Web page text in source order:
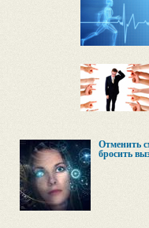
Отменить
бросить